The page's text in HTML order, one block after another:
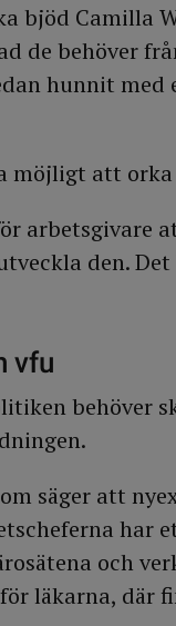
bjöd Camilla
de behöver
hunnit
möjligt att
arbetsgivare
den.
vfu
behöver
säger att
har
och
läkarna, där